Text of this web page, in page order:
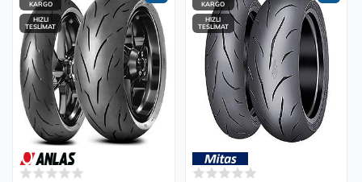
KARGO
HIZLI
TESLİMAT
KARGO
HIZLI
TESLİMAT